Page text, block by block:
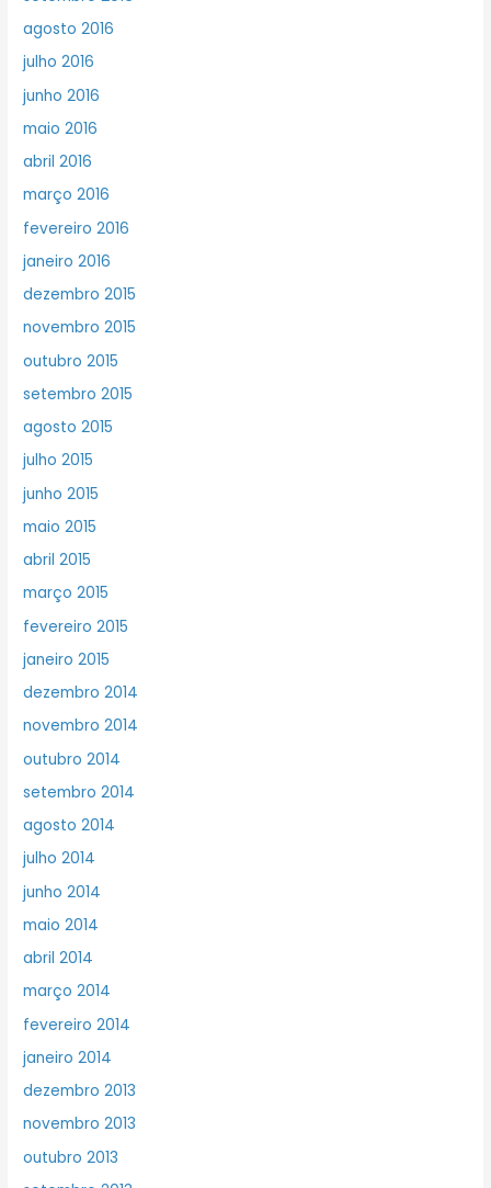
agosto 2016
julho 2016
junho 2016
maio 2016
abril 2016
março 2016
fevereiro 2016
janeiro 2016
dezembro 2015
novembro 2015
outubro 2015
setembro 2015
agosto 2015
julho 2015
junho 2015
maio 2015
abril 2015
março 2015
fevereiro 2015
janeiro 2015
dezembro 2014
novembro 2014
outubro 2014
setembro 2014
agosto 2014
julho 2014
junho 2014
maio 2014
abril 2014
março 2014
fevereiro 2014
janeiro 2014
dezembro 2013
novembro 2013
outubro 2013